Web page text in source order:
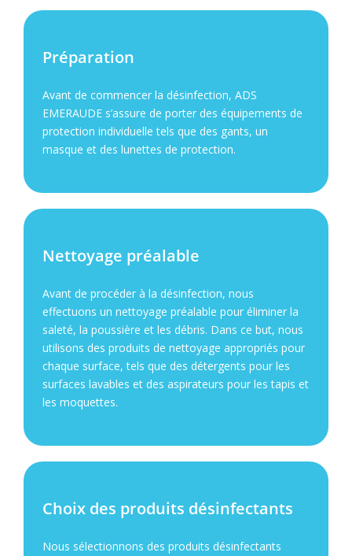
Préparation
Avant de commencer la désinfection, ADS
EMERAUDE s’assure de porter des équipements de
protection individuelle tels que des gants, un
masque et des lunettes de protection.
Nettoyage préalable
Avant de procéder à la désinfection, nous
effectuons un nettoyage préalable pour éliminer la
saleté, la poussière et les débris. Dans ce but, nous
utilisons des produits de nettoyage appropriés pour
chaque surface, tels que des détergents pour les
surfaces lavables et des aspirateurs pour les tapis et
les moquettes.
Choix des produits désinfectants
Nous sélectionnons des produits désinfectants